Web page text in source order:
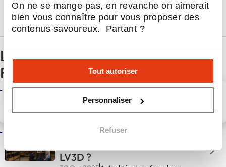
On ne se mange pas, en revanche on aimerait
bien vous connaître pour vous proposer des
contenus savoureux. Partant ?
Tout autoriser
Personnaliser
Refuser
Rejoindre LV3D FRANCE en 3 points
Les dernières actualités de LV3D
FRANCE
LV3D muscle sa stratégie
nationale !
30 Oct 2025Actualités de la franchise
Pourquoi ouvrir un magasin qui
LV3D ?